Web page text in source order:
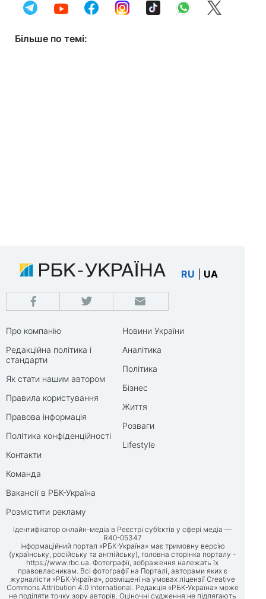
Більше по темі:
RU UA
Про компанію
Редакційна політика і
стандарти
Як стати нашим автором
Правила користування
Правова інформація
Політика конфіденційності
Контакти
Команда
Вакансії в РБК-Україна
Розмістити рекламу
Новини України
Аналітика
Політика
Бізнес
Життя
Розваги
Lifestyle
Ідентифікатор онлайн-медіа в Реєстрі суб’єктів у сфері медіа —
R40-05347
Інформаційний портал «РБК-Україна» має тримовну версію
(українську, російську та англійську), головна сторінка порталу -
https://www.rbc.ua. Фотографії, зображення належать їх
правовласникам. Всі фотографії на Порталі, авторами яких є
журналісти «РБК-Україна», розміщені на умовах ліцензії Creative
Commons Attribution 4.0 International. Редакція «РБК-Україна» може
не поділяти точку зору авторів. Оціночні судження не підлягають